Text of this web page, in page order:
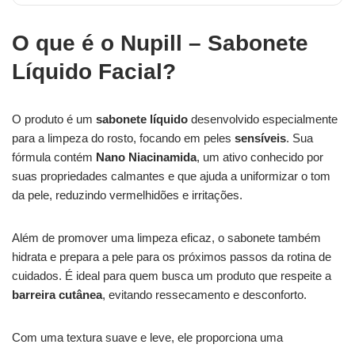
O que é o Nupill – Sabonete
Líquido Facial?
O produto é um sabonete líquido desenvolvido especialmente
para a limpeza do rosto, focando em peles sensíveis. Sua
fórmula contém Nano Niacinamida, um ativo conhecido por
suas propriedades calmantes e que ajuda a uniformizar o tom
da pele, reduzindo vermelhidões e irritações.
Além de promover uma limpeza eficaz, o sabonete também
hidrata e prepara a pele para os próximos passos da rotina de
cuidados. É ideal para quem busca um produto que respeite a
barreira cutânea, evitando ressecamento e desconforto.
Com uma textura suave e leve, ele proporciona uma